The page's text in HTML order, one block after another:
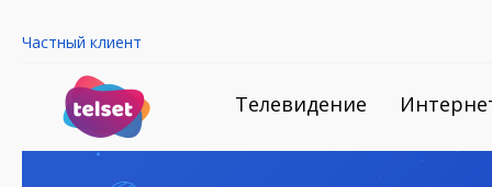
Частный клиент
Телевидение